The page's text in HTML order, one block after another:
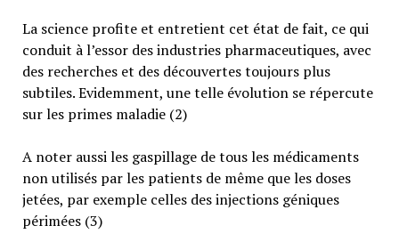
La science profite et entretient cet état de fait, ce qui
conduit à l’essor des industries pharmaceutiques, avec
des recherches et des découvertes toujours plus
subtiles. Evidemment, une telle évolution se répercute
sur les primes maladie (2)
A noter aussi les gaspillage de tous les médicaments
non utilisés par les patients de même que les doses
jetées, par exemple celles des injections géniques
périmées (3)